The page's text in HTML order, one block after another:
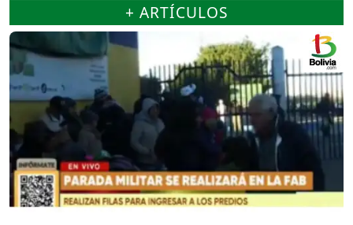
+ ARTÍCULOS